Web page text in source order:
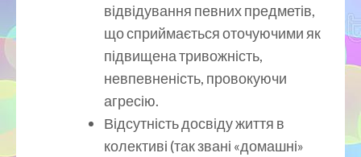
відвідування певних предметів,
що сприймається оточуючими як
підвищена тривожність,
невпевненість, провокуючи
агресію.
Відсутність досвіду життя в
колективі (так звані «домашні»